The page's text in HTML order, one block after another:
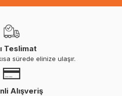
Teslimat
sürede elinize ulaşır.
Alışveriş